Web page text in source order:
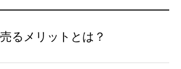
るメリットとは？